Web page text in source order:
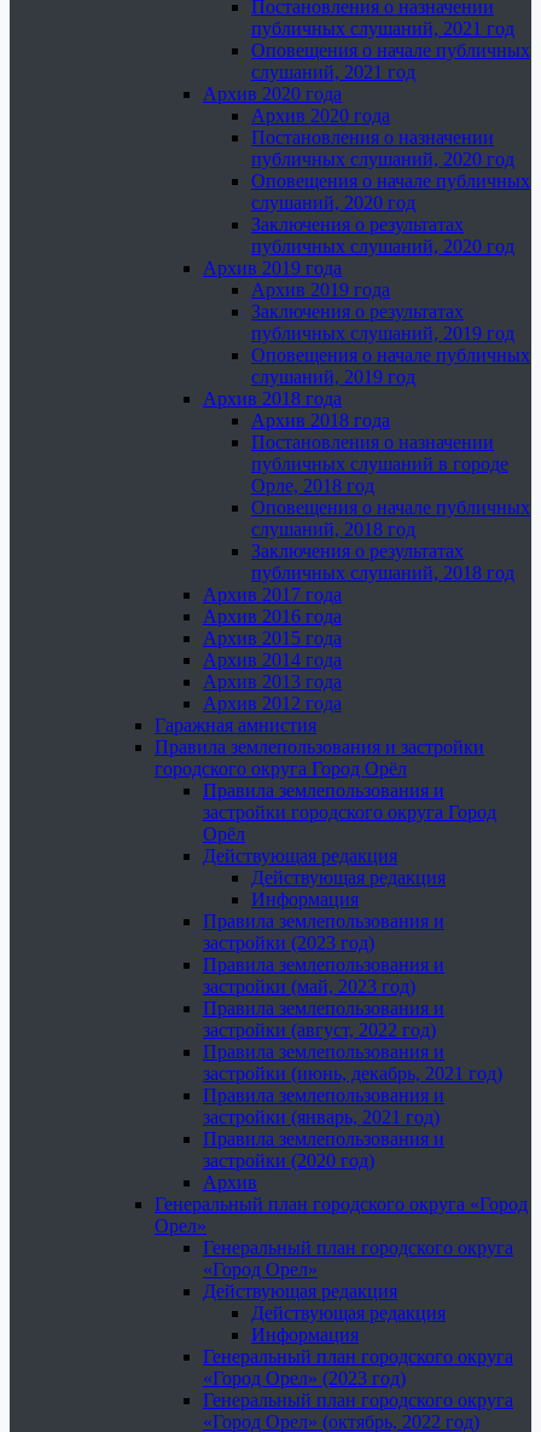
Постановления о назначении
публичных слушаний, 2021 год
Оповещения о начале публичных
слушаний, 2021 год
Архив 2020 года
Архив 2020 года
Постановления о назначении
публичных слушаний, 2020 год
Оповещения о начале публичных
слушаний, 2020 год
Заключения о результатах
публичных слушаний, 2020 год
Архив 2019 года
Архив 2019 года
Заключения о результатах
публичных слушаний, 2019 год
Оповещения о начале публичных
слушаний, 2019 год
Архив 2018 года
Архив 2018 года
Постановления о назначении
публичных слушаний в городе
Орле, 2018 год
Оповещения о начале публичных
слушаний, 2018 год
Заключения о результатах
публичных слушаний, 2018 год
Архив 2017 года
Архив 2016 года
Архив 2015 года
Архив 2014 года
Архив 2013 года
Архив 2012 года
Гаражная амнистия
Правила землепользования и застройки
городского округа Город Орёл
Правила землепользования и
застройки городского округа Город
Орёл
Действующая редакция
Действующая редакция
Информация
Правила землепользования и
застройки (2023 год)
Правила землепользования и
застройки (май, 2023 год)
Правила землепользования и
застройки (август, 2022 год)
Правила землепользования и
застройки (июнь, декабрь, 2021 год)
Правила землепользования и
застройки (январь, 2021 год)
Правила землепользования и
застройки (2020 год)
Архив
Генеральный план городского округа «Город
Орел»
Генеральный план городского округа
«Город Орел»
Действующая редакция
Действующая редакция
Информация
Генеральный план городского округа
«Город Орел» (2023 год)
Генеральный план городского округа
«Город Орел» (октябрь, 2022 год)